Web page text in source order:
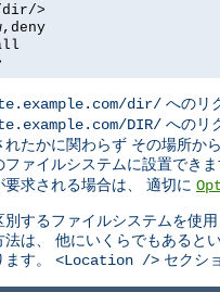
dir/>
dir/ へのリ
DIR/ へのリ
たかに関わらず その場所か
ファイルシステムに設置できま
求される場合は、 適切に
別するファイルシステムを使
法は、 他にいくらでもあると
す。 <Location /> セクシ